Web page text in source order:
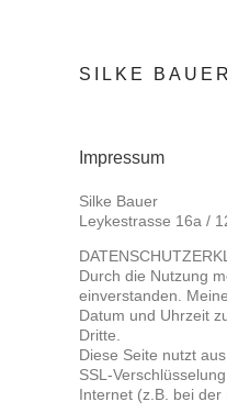
SILKE BAUER
Impressum
Silke Bauer
Leykestrasse 16a /
Durch die Nutzung
einverstanden.
Datum und Uhrzeit
Dritte.
Diese Seite nutzt
SSL-
Internet (z.B. bei der